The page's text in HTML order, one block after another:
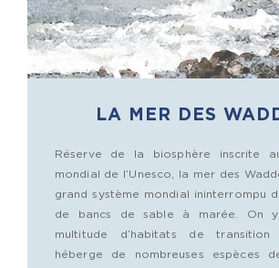
LA MER DES
Réserve de la biosphère inscrite
mondial de l’Unesco, la mer des
grand système mondial ininterrompu
de bancs de sable à marée. On
multitude d’habitats de transition
héberge de nombreuses espèces